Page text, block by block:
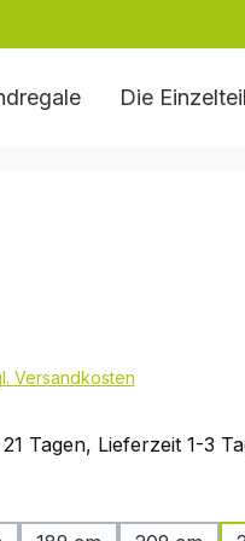
Die
Versandkosten
Tagen, Lieferzeit 1-3